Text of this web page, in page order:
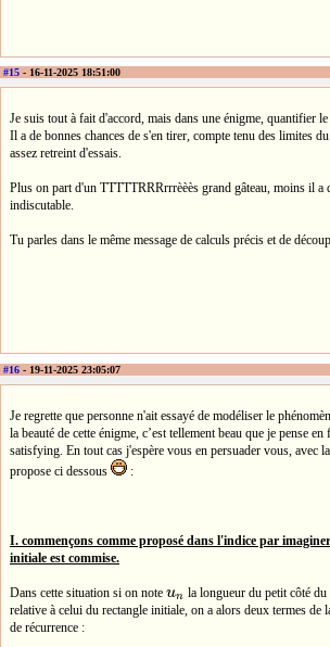
#15 - 16-11-2025 18:51:00
Je suis tout à fait d'accord, mais dans une énigme, quantifier
Il a de bonnes chances de s'en tirer, compte tenu des limites
assez retreint d'essais.
Plus on part d'un TTTTTRRRrrrèèès grand gâteau, moins il a
indiscutable.
Tu parles dans le même message de calculs précis et de
#16 - 19-11-2025 23:05:07
Je regrette que personne n'ait essayé de modéliser le
la beauté de cette énigme, c’est tellement beau que je pense
satisfying. En tout cas j'espère vous en persuader vous, avec
propose ci dessous
:
I. commençons comme proposé dans l'indice par
initiale est commise.
Dans cette situation si on note un
un la longueur du petit côté du
relative à celui du rectangle initiale, on a alors deux termes de
de récurrence :